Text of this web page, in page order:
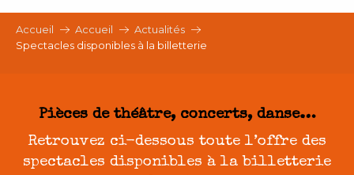
Aller
au
contenu
Accueil Accueil
Actualités
Spectacles disponibles à la billetterie
Pièces de théâtre, concerts, danse…
Retrouvez ci-dessous toute l’offre des
spectacles disponibles à la billetterie